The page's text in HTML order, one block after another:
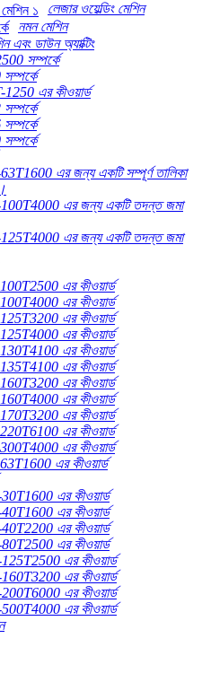
লেজার ওয়েল্ডিং মেশিন
নমন মেশিন
এবং ডাউন অ্যাক্টিং
সম্পর্কে
এর কীওয়ার্ড
এর জন্য একটি সম্পূর্ণ তালিকা
এর জন্য একটি তদন্ত জমা
এর জন্য একটি তদন্ত জমা
এর কীওয়ার্ড
এর কীওয়ার্ড
এর কীওয়ার্ড
এর কীওয়ার্ড
এর কীওয়ার্ড
এর কীওয়ার্ড
এর কীওয়ার্ড
এর কীওয়ার্ড
এর কীওয়ার্ড
এর কীওয়ার্ড
এর কীওয়ার্ড
এর কীওয়ার্ড
এর কীওয়ার্ড
এর কীওয়ার্ড
এর কীওয়ার্ড
এর কীওয়ার্ড
এর কীওয়ার্ড
এর কীওয়ার্ড
এর কীওয়ার্ড
এর কীওয়ার্ড